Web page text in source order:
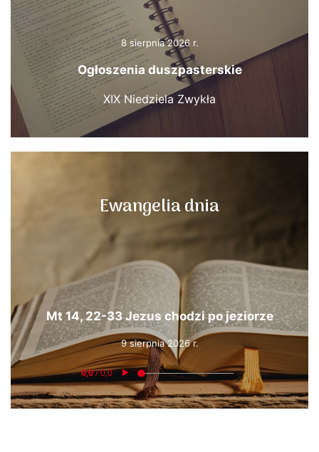
8 sierpnia 2026 r.
Ogłoszenia duszpasterskie
XIX Niedziela Zwykła
Ewangelia dnia
Mt 14, 22-33 Jezus chodzi po jeziorze
9 sierpnia 2026 r.